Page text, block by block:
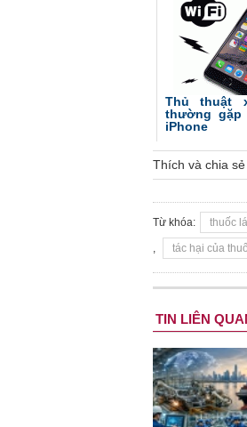
Thủ thuật
thường gặp
iPhone
Thích và chia
Từ khóa: thuốc
tác hại của
TIN LIÊN